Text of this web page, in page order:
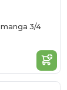
3/4